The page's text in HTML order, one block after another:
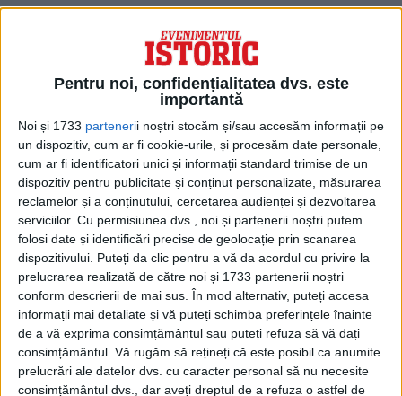
Pentru noi, confidențialitatea dvs. este
importantă
Noi și 1733 partenerii noștri stocăm și/sau accesăm informații pe
un dispozitiv, cum ar fi cookie-urile, și procesăm date personale,
cum ar fi identificatori unici și informații standard trimise de un
dispozitiv pentru publicitate și conținut personalizate, măsurarea
reclamelor și a conținutului, cercetarea audienței și dezvoltarea
serviciilor. Cu permisiunea dvs., noi și partenerii noștri putem
folosi date și identificări precise de geolocație prin scanarea
dispozitivului. Puteți da clic pentru a vă da acordul cu privire la
prelucrarea realizată de către noi și 1733 partenerii noștri
conform descrierii de mai sus. În mod alternativ, puteți accesa
informații mai detaliate și vă puteți schimba preferințele înainte
de a vă exprima consimțământul sau puteți refuza să vă dați
consimțământul. Vă rugăm să rețineți că este posibil ca anumite
prelucrări ale datelor dvs. cu caracter personal să nu necesite
consimțământul dvs., dar aveți dreptul de a refuza o astfel de
Planul stradal ortogonal al acestei aşezări
insulare datează din perioada elenistică şi
a fost înfrumuseţat de conducătorii
succesivi ai oraşului cu numeroase clădiri şi
fortificaţii publice şi private.